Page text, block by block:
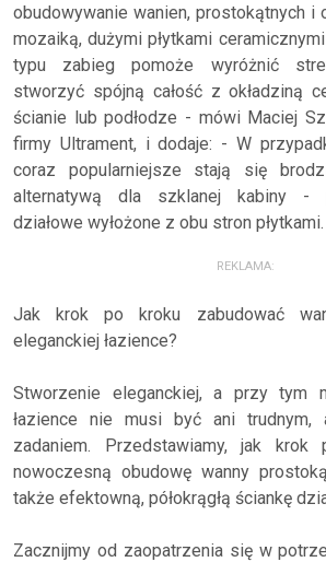
obudowywanie wanien, prostokątnych i
mozaiką, dużymi płytkami
typu zabieg pomoże wyróżnić
stworzyć spójną całość z okładziną
ścianie lub podłodze - mówi Maciej
firmy Ultrament, i dodaje: - W
coraz popularniejsze stają się
alternatywą dla szklanej kabiny -
działowe wyłożone z obu stron płytkami.
REKLAMA:
Jak krok po kroku zabudować
eleganckiej łazience?
Stworzenie eleganckiej, a przy tym
łazience nie musi być ani trudnym,
zadaniem. Przedstawiamy, jak krok
nowoczesną obudowę wanny
także efektowną, półokrągłą ściankę
Zacznijmy od zaopatrzenia się w